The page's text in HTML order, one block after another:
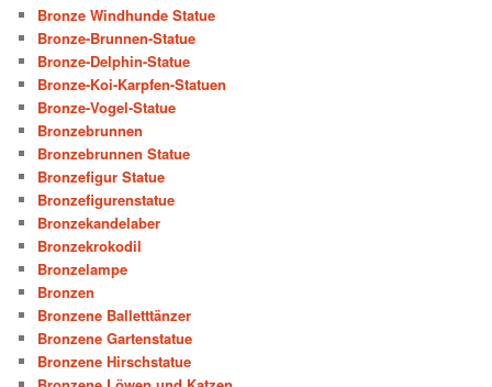
Bronze Windhunde Statue
Bronze-Brunnen-Statue
Bronze-Delphin-Statue
Bronze-Koi-Karpfen-Statuen
Bronze-Vogel-Statue
Bronzebrunnen
Bronzebrunnen Statue
Bronzefigur Statue
Bronzefigurenstatue
Bronzekandelaber
Bronzekrokodil
Bronzelampe
Bronzen
Bronzene Balletttänzer
Bronzene Gartenstatue
Bronzene Hirschstatue